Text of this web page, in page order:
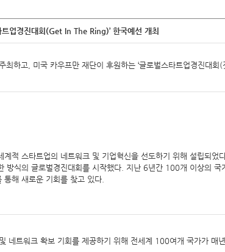
업경진대회(Get In The Ring)’ 한국예선 개최
하고, 미국 카우프만 재단이 후원하는 ‘글로벌스타트업경진대회(
적 스타트업의 네트워크 및 기업혁신을 선도하기 위해 설립되었
방식의 글로벌경진대회를 시작했다. 지난 6년간 100개 이상의
해 새로운 기회를 찾고 있다.
네트워크 확보 기회를 제공하기 위해 전세계 100여개 국가가 매